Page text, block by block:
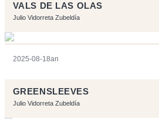
VALS DE LAS OLAS
Julio Vidorreta Zubeldía
2025-08-18an
GREENSLEEVES
Julio Vidorreta Zubeldía